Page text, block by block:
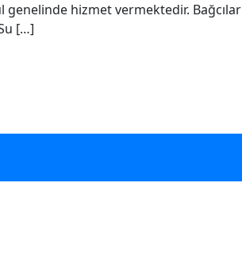
hizmet vermektedir. Bağcılar
[…]